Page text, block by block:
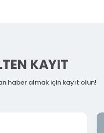
KAYIT
haber almak için kayıt olun!